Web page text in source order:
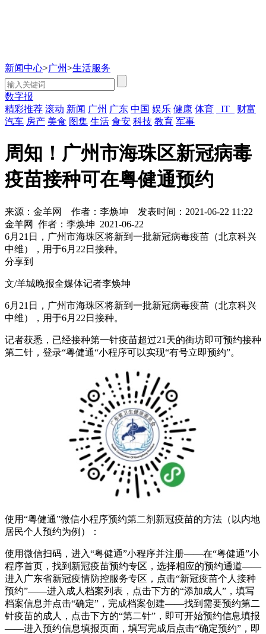
新闻中心>广州>生活服务
数字报
精彩推荐 滚动 新闻 广州 广东 中国 娱乐 健康 体育 IT
财富
汽车 房产 美食 图集 生活 食安 科技 教育 军事
周知！广州市海珠区新冠病毒
疫苗接种可在粤健通预约
来源：金羊网 作者：李焕坤
发表时间：2021-06-22 11:22
金羊网
作者：李焕坤 2021-06-22
6月21日，广州市海珠区将新到一批新冠病毒疫苗（北京科兴
中维），用于6月22日接种。
分享到
文/羊城晚报全媒体记者李焕坤
6月21日，广州市海珠区将新到一批新冠病毒疫苗（北京科兴
中维），用于6月22日接种。
记者获悉，已经接种第一针疫苗超过21天的街坊即可预约接种
第二针，登录“粤健通“小程序可以实现“有号立即预约”。
使用“粤健通”微信小程序预约第二剂新冠疫苗的方法（以内地
居民个人预约为例）：
使用微信扫码，进入“粤健通”小程序并注册——在“粤健通”小
程序首页，找到新冠疫苗预约专区，选择相应的预约通道——
进入广东省新冠疫情防控服务专区，点击“新冠疫苗个人接种
预约”——进入成人档案列表，点击下方的“添加成人”，填写
档案信息并点击“确定”，完成档案创建——找到需要预约第二
针疫苗的成人，点击下方的“第二针”，即可开始预约信息填报
——进入预约信息填报页面，填写完成后点击“确定预约”，即